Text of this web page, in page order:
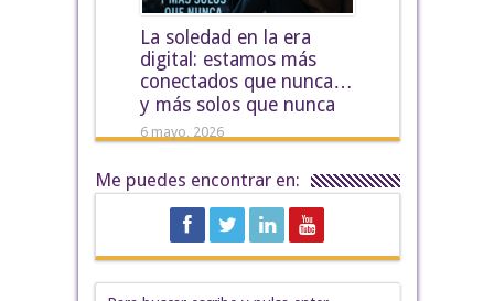
La soledad en la era
digital: estamos más
conectados que nunca…
y más solos que nunca
6 mayo, 2026
Me puedes encontrar en: